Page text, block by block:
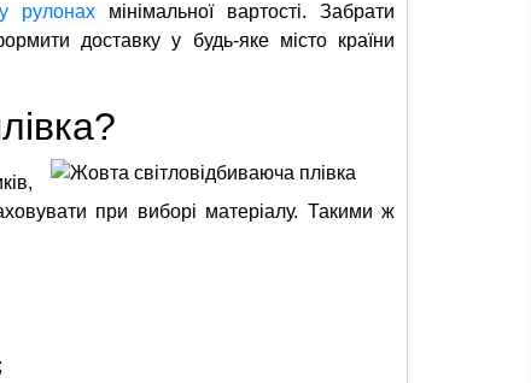
рулонахмінімальної вартості. Забрати
доставку у будь-яке місто країни
при виборі матеріалу. Такими ж